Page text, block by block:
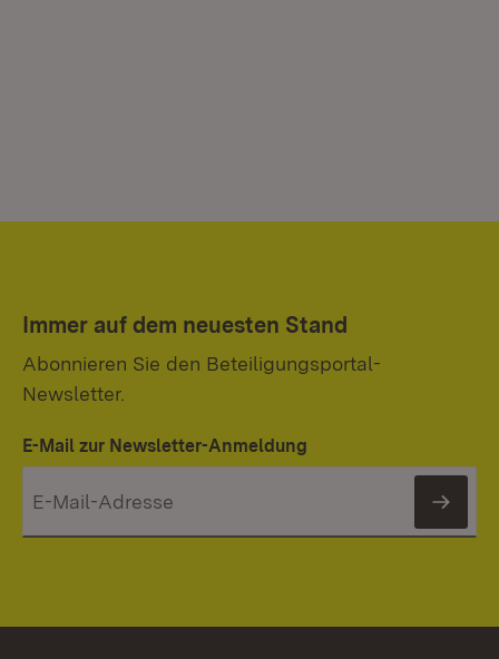
Immer auf dem neuesten Stand
Abonnieren Sie den Beteiligungsportal-
Newsletter.
E-Mail zur Newsletter-Anmeldung